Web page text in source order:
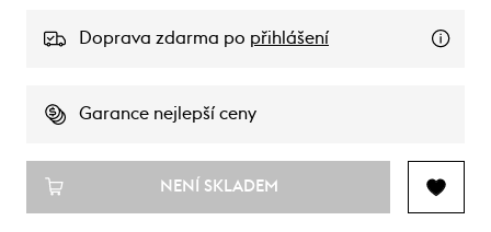
Doprava zdarma po přihlášení
Garance nejlepší ceny
NENÍ SKLADEM